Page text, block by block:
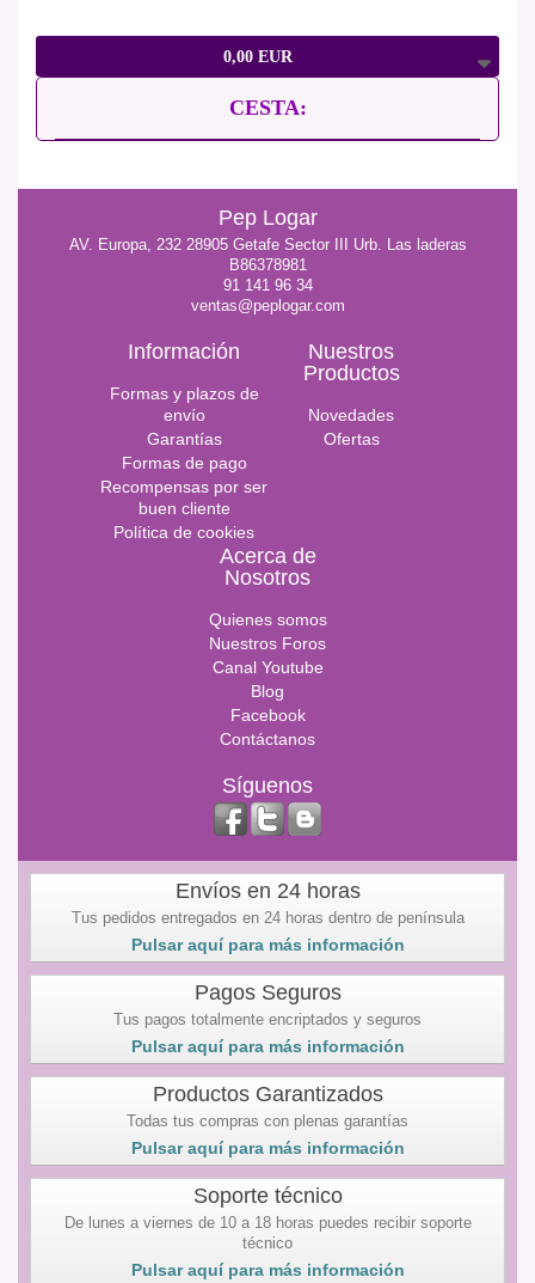
0,00 EUR
CESTA:
Pep Logar
AV. Europa, 232 28905 Getafe Sector III Urb. Las laderas
B86378981
91 141 96 34
ventas@peplogar.com
Información
Formas y plazos de
envío
Garantías
Formas de pago
Recompensas por ser
buen cliente
Política de cookies
Nuestros
Productos
Novedades
Ofertas
Acerca de
Nosotros
Quienes somos
Nuestros Foros
Canal Youtube
Blog
Facebook
Contáctanos
Síguenos
Envíos en 24 horas
Tus pedidos entregados en 24 horas dentro de península
Pulsar aquí para más información
Pagos Seguros
Tus pagos totalmente encriptados y seguros
Pulsar aquí para más información
Productos Garantizados
Todas tus compras con plenas garantías
Pulsar aquí para más información
Soporte técnico
De lunes a viernes de 10 a 18 horas puedes recibir soporte
técnico
Pulsar aquí para más información